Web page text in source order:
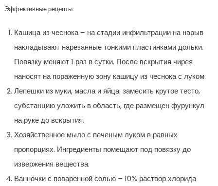
Эффективные рецепты:
Кашица из чеснока – на стадии инфильтрации на нарыв
накладывают нарезанные тонкими пластинками дольки.
Повязку меняют 1 раз в сутки. После вскрытия чирея
наносят на пораженную зону кашицу из чеснока с луком.
Лепешки из муки, масла и яйца: замесить крутое тесто,
субстанцию уложить в область, где размещен фурункул
на руке до вскрытия.
Хозяйственное мыло с печеным луком в равных
пропорциях. Ингредиенты помещают под повязку до
извержения вещества.
Ванночки с поваренной солью – 10% раствор хлорида